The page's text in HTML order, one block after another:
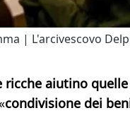
| L'arcivescovo
ricche aiutino
condivisione dei